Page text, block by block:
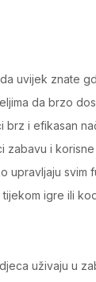
uvijek znate
da brzo
brz i efikasan
zabavu i
upravljaju svim
igre ili
uživaju u